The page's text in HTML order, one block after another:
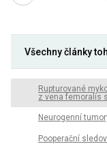
Všechny články
Rupturované
z vena femoralis
Neurogenní
Pooperační